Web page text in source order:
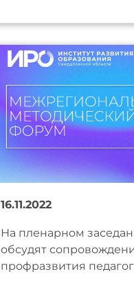
16.11.2022
На пленарном
обсудят
профразвития